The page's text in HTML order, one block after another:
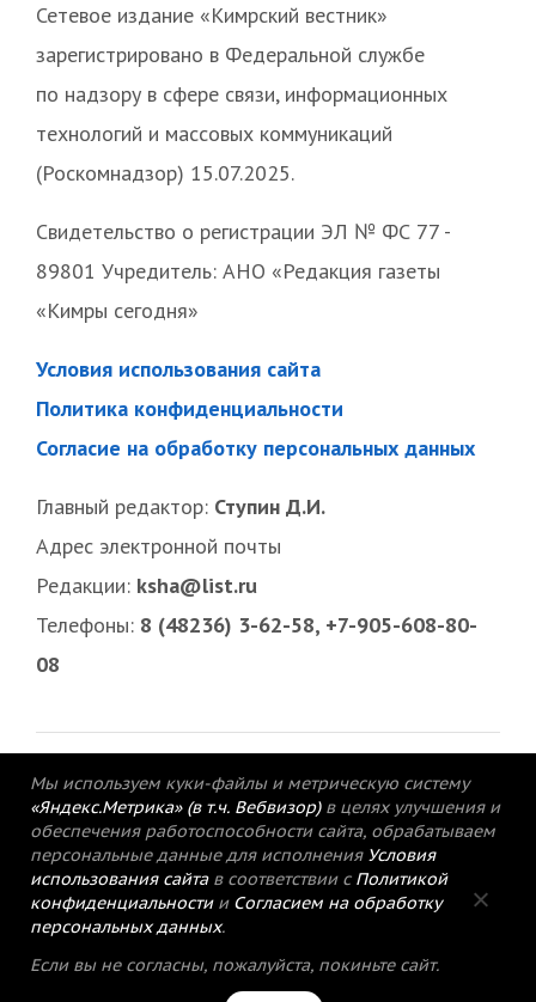
Сетевое издание «Кимрский вестник»
зарегистрировано в Федеральной службе
по надзору в сфере связи, информационных
технологий и массовых коммуникаций
(Роскомнадзор) 15.07.2025.
Свидетельство о регистрации ЭЛ № ФС 77 -
89801 Учредитель: АНО «Редакция газеты
«Кимры сегодня»
Условия использования сайта
Политика конфиденциальности
Согласие на обработку персональных данных
Главный редактор: Ступин Д.И.
Адрес электронной почты
Редакции: ksha@list.ru
Телефоны: 8 (48236) 3-62-58, +7-905-608-80-
08
© 2015-2021 Редакция газеты «Кимрский
вестник».
Мы используем куки-файлы и метрическую систему
«Яндекс.Метрика» (в т.ч. Вебвизор) в целях улучшения и
обеспечения работоспособности сайта, обрабатываем
персональные данные для исполнения Условия
использования сайтав соответствии с Политикой
конфиденциальностии Согласием на обработку
персональных данных.
Если вы не согласны, пожалуйста, покиньте сайт.